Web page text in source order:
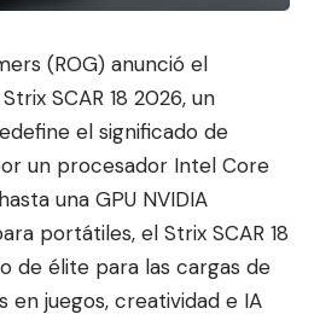
(ROG) anunció el
SCAR 18 2026, un
el significado de
un procesador Intel Core
una GPU NVIDIA
portátiles, el Strix SCAR 18
de élite para las cargas de
en juegos, creatividad e IA